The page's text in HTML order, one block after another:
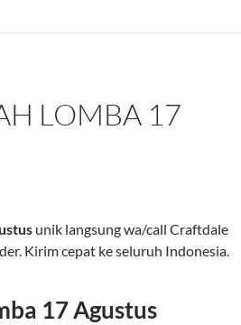
LOMBA 17
unik langsung wa/call Craftdale
Kirim cepat ke seluruh Indonesia.
17 Agustus